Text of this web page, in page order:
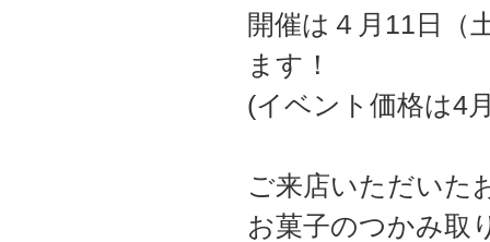
開催は４月11日（
ます！
(イベント価格は4
ご来店いただいた
お菓子のつかみ取